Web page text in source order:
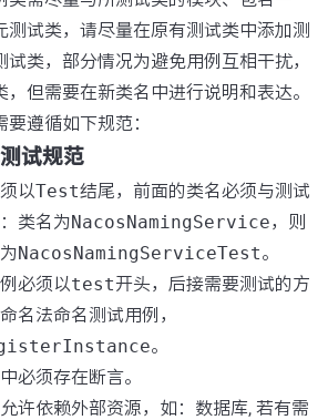
测试类，请尽量在原有测试类中添加测
类，部分情况为避免用例互相干扰，
但需要在新类名中进行说明和表达。
遵循如下规范：
试规范
以Test结尾，前面的类名必须与测试
类名为NacosNamingService，则
NacosNamingServiceTest。
必须以test开头，后接需要测试的方
名法命名测试用例，
。
必须存在断言。
许依赖外部资源，如：数据库, 若有需